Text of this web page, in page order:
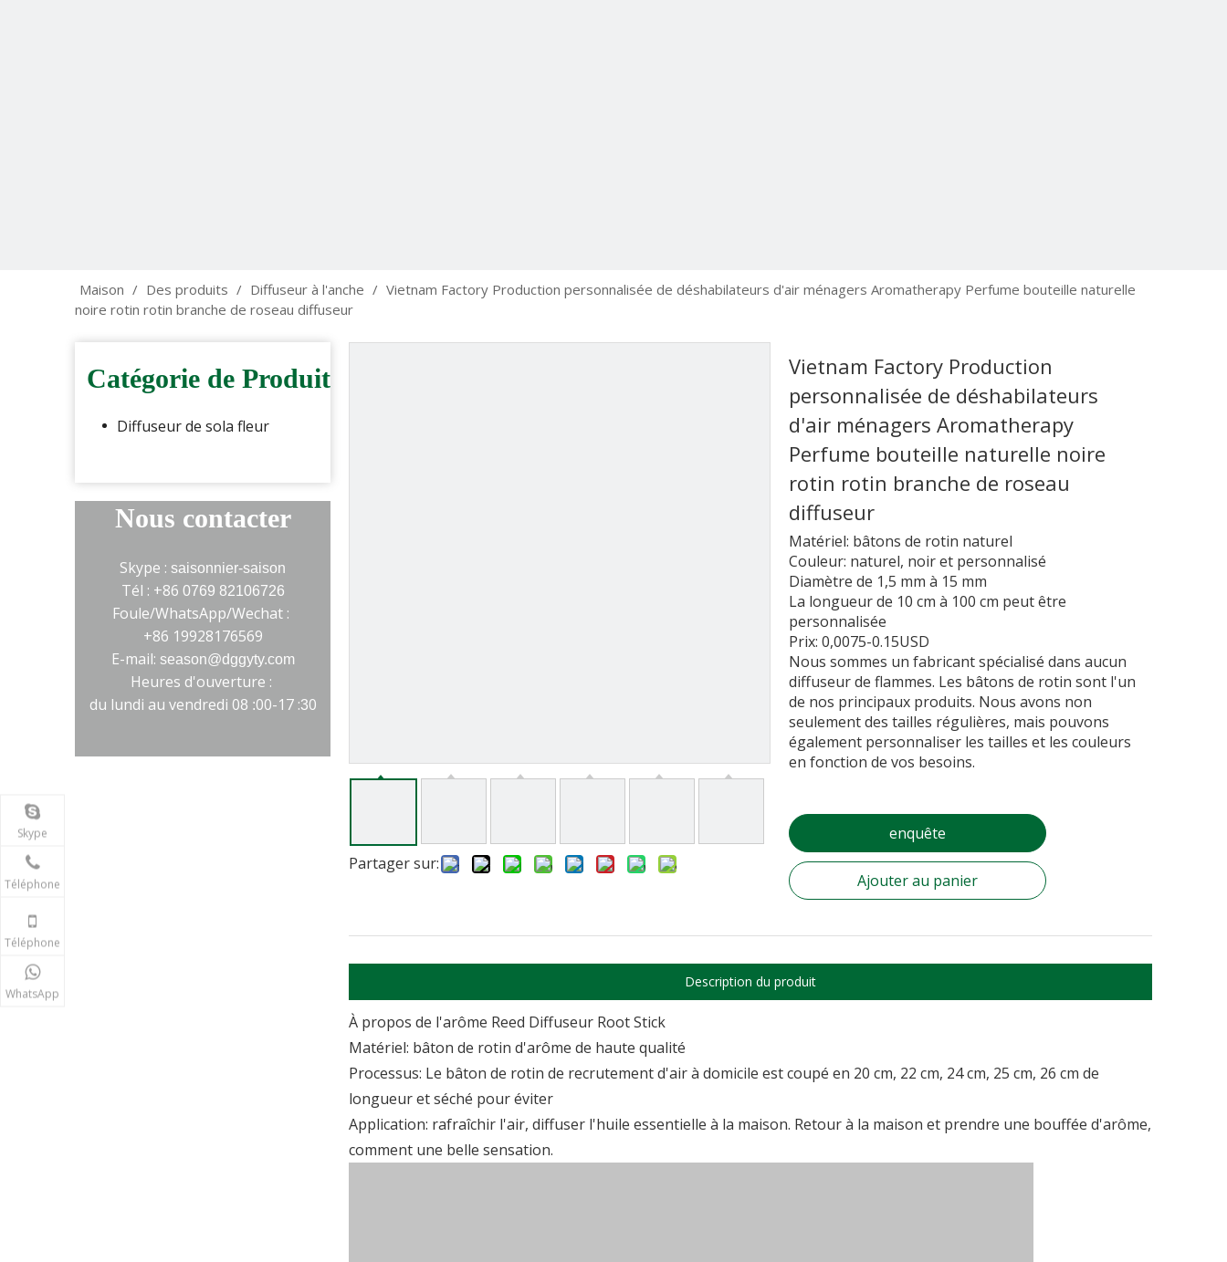
Maison / Des produits / Diffuseur à l'anche / Vietnam Factory Production personnalisée de déshabilateurs d'air ménagers Aromatherapy Perfume bouteille naturelle
noire rotin rotin branche de roseau diffuseur
Catégorie de Produit
Diffuseur de sola fleur
Nous contacter
Skype : saisonnier-saison
Tél : +86 0769 82106726
Foule/WhatsApp/Wechat :
+86 19928176569
E-mail: season@dggyty.com
Heures d'ouverture :
du lundi au vendredi 08 :00-17 :30
Partager sur:
Vietnam Factory Production
personnalisée de déshabilateurs
d'air ménagers Aromatherapy
Perfume bouteille naturelle noire
rotin rotin branche de roseau
diffuseur
Matériel: bâtons de rotin naturel
Couleur: naturel, noir et personnalisé
Diamètre de 1,5 mm à 15 mm
La longueur de 10 cm à 100 cm peut être
personnalisée
Prix: 0,0075-0.15USD
Nous sommes un fabricant spécialisé dans aucun
diffuseur de flammes. Les bâtons de rotin sont l'un
de nos principaux produits. Nous avons non
seulement des tailles régulières, mais pouvons
également personnaliser les tailles et les couleurs
en fonction de vos besoins.
enquête
Ajouter au panier
Description du produit
À propos de l'arôme Reed Diffuseur Root Stick
Matériel: bâton de rotin d'arôme de haute qualité
Processus: Le bâton de rotin de recrutement d'air à domicile est coupé en 20 cm, 22 cm, 24 cm, 25 cm, 26 cm de
longueur et séché pour éviter
Application: rafraîchir l'air, diffuser l'huile essentielle à la maison. Retour à la maison et prendre une bouffée d'arôme,
comment une belle sensation.
Skype
Téléphone
Téléphone
WhatsApp